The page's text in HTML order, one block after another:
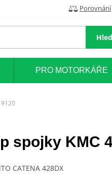
Porovnání
PRO MOTORKÁŘE
spojky KMC
CATENA 428DX